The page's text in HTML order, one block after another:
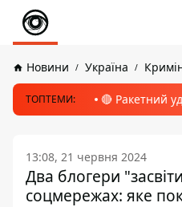
Новини Україна
ТОПТЕМИ: 🔴 Ракетний
13:08, 21 червня 2024
Два блогери
соцмережах: яке